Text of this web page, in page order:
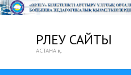
ӨРЛЕУ САЙТЫ
АСТАНА қ.